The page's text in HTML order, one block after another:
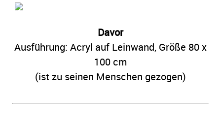
Davor
Ausführung: Acryl auf Leinwand, Größe 80 x
100 cm
(ist zu seinen Menschen gezogen)